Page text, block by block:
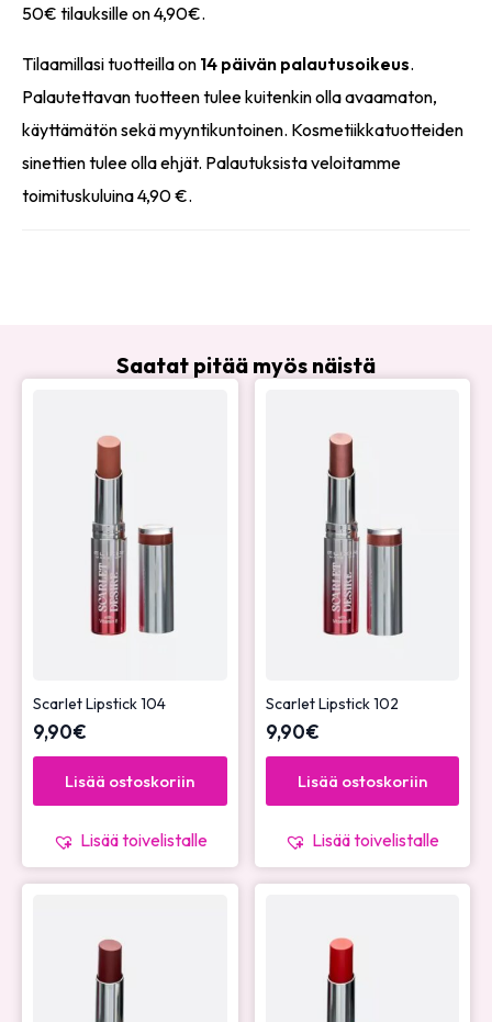
50€ tilauksille on 4,90€.
Tilaamillasi tuotteilla on 14 päivän palautusoikeus.
Palautettavan tuotteen tulee kuitenkin olla avaamaton,
käyttämätön sekä myyntikuntoinen. Kosmetiikkatuotteiden
sinettien tulee olla ehjät. Palautuksista veloitamme
toimituskuluina 4,90 €.
Saatat pitää myös näistä
Scarlet Lipstick 104
9,90€
Lisää ostoskoriin
Lisää toivelistalle
Scarlet Lipstick 102
9,90€
Lisää ostoskoriin
Lisää toivelistalle